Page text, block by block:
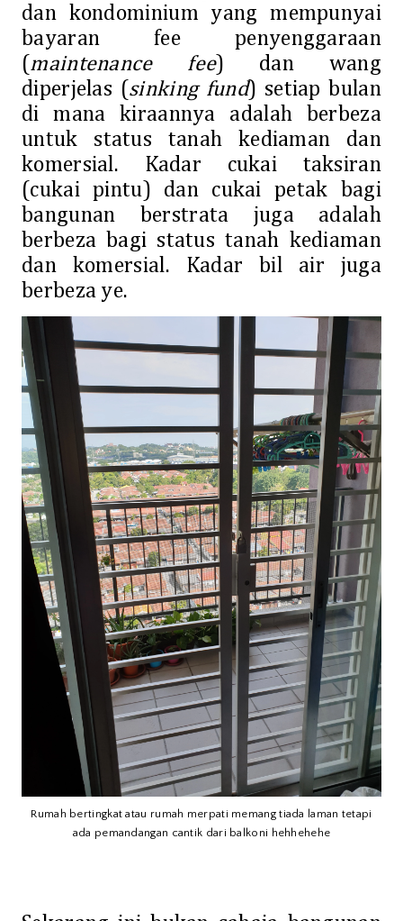
dan kondominium yang mempunyai
bayaran fee penyenggaraan
(maintenance fee) dan wang
diperjelas (sinking fund) setiap bulan
di mana kiraannya adalah berbeza
untuk status tanah kediaman dan
komersial. Kadar cukai taksiran
(cukai pintu) dan cukai petak bagi
bangunan berstrata juga adalah
berbeza bagi status tanah kediaman
dan komersial. Kadar bil air juga
berbeza ye.
Rumah bertingkat atau rumah merpati memang tiada laman tetapi
ada pemandangan cantik dari balkoni hehhehehe